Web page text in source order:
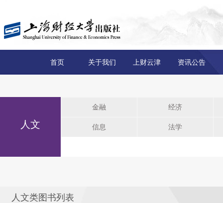
首页 关于我们 上财云津 资讯公告
人文
金融 经济
信息 法学
人文类图书列表